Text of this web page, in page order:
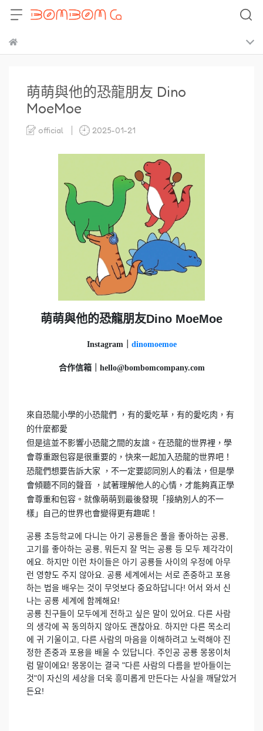
萌萌與他的恐龍朋友 Dino
MoeMoe
official 2025-01-21
萌萌與他的恐龍朋友Dino MoeMoe
Instagram｜ dinomoemoe
合作信箱｜hello@bombomcompany.com
來自恐龍小學的小恐龍們 ，有的愛吃草，有的愛吃肉，有
的什麼都愛
但是這並不影響小恐龍之間的友誼。在恐龍的世界裡，學
會尊重跟包容是很重要的，快來一起加入恐龍的世界吧！
恐龍們想要告訴大家 ，不一定要認同別人的看法，但是學
會傾聽不同的聲音 ，試著理解他人的心情，才能夠真正學
會尊重和包容。就像萌萌到最後發現「接納別人的不一
樣」自己的世界也會變得更有趣呢！
공룡 초등학교에 다니는 아기 공룡들은 풀을 좋아하는 공룡,
고기를 좋아하는 공룡, 뭐든지 잘 먹는 공룡 등 모두 제각각이
에요. 하지만 이런 차이들은 아기 공룡들 사이의 우정에 아무
런 영향도 주지 않아요. 공룡 세계에서는 서로 존중하고 포용
하는 법을 배우는 것이 무엇보다 중요하답니다! 어서 와서 신
나는 공룡 세계에 함께해요!
공룡 친구들이 모두에게 전하고 싶은 말이 있어요. 다른 사람
의 생각에 꼭 동의하지 않아도 괜찮아요. 하지만 다른 목소리
에 귀 기울이고, 다른 사람의 마음을 이해하려고 노력해야 진
정한 존중과 포용을 배울 수 있답니다. 주인공 공룡 몽몽이처
럼 말이에요! 몽몽이는 결국 "다른 사람의 다름을 받아들이는
것"이 자신의 세상을 더욱 흥미롭게 만든다는 사실을 깨달았거
든요!